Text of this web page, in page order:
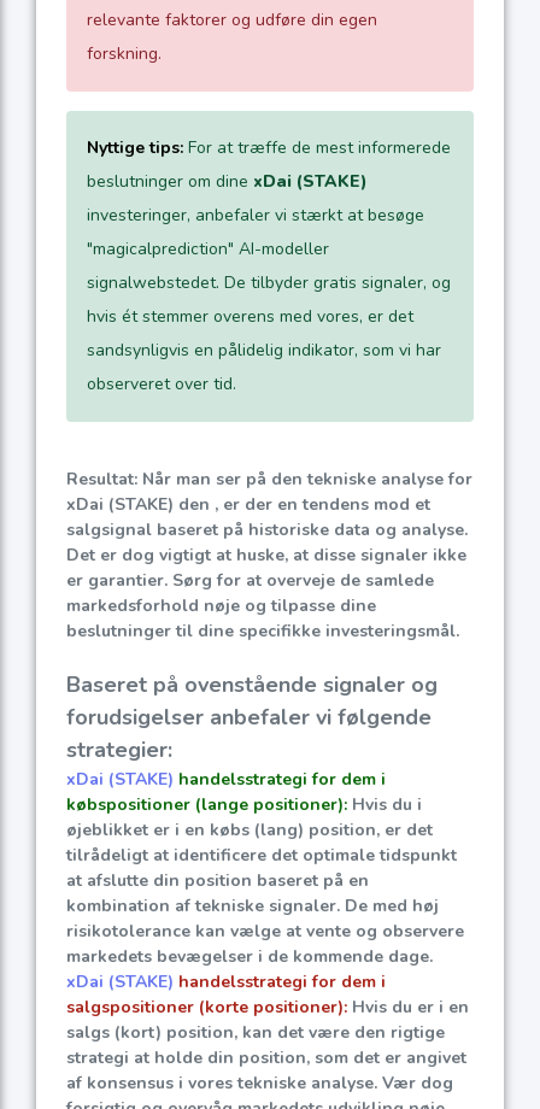
relevante faktorer og udføre din egen
forskning.
Nyttige tips: For at træffe de mest informerede
beslutninger om dine xDai (STAKE)
investeringer, anbefaler vi stærkt at besøge
"magicalprediction" AI-modeller
signalwebstedet. De tilbyder gratis signaler, og
hvis ét stemmer overens med vores, er det
sandsynligvis en pålidelig indikator, som vi har
observeret over tid.
Resultat: Når man ser på den tekniske analyse for
xDai (STAKE) den , er der en tendens mod et
salgsignal baseret på historiske data og analyse.
Det er dog vigtigt at huske, at disse signaler ikke
er garantier. Sørg for at overveje de samlede
markedsforhold nøje og tilpasse dine
beslutninger til dine specifikke investeringsmål.
Baseret på ovenstående signaler og
forudsigelser anbefaler vi følgende
strategier:
xDai (STAKE) handelsstrategi for dem i
købspositioner (lange positioner): Hvis du i
øjeblikket er i en købs (lang) position, er det
tilrådeligt at identificere det optimale tidspunkt
at afslutte din position baseret på en
kombination af tekniske signaler. De med høj
risikotolerance kan vælge at vente og observere
markedets bevægelser i de kommende dage.
xDai (STAKE) handelsstrategi for dem i
salgspositioner (korte positioner): Hvis du er i en
salgs (kort) position, kan det være den rigtige
strategi at holde din position, som det er angivet
af konsensus i vores tekniske analyse. Vær dog